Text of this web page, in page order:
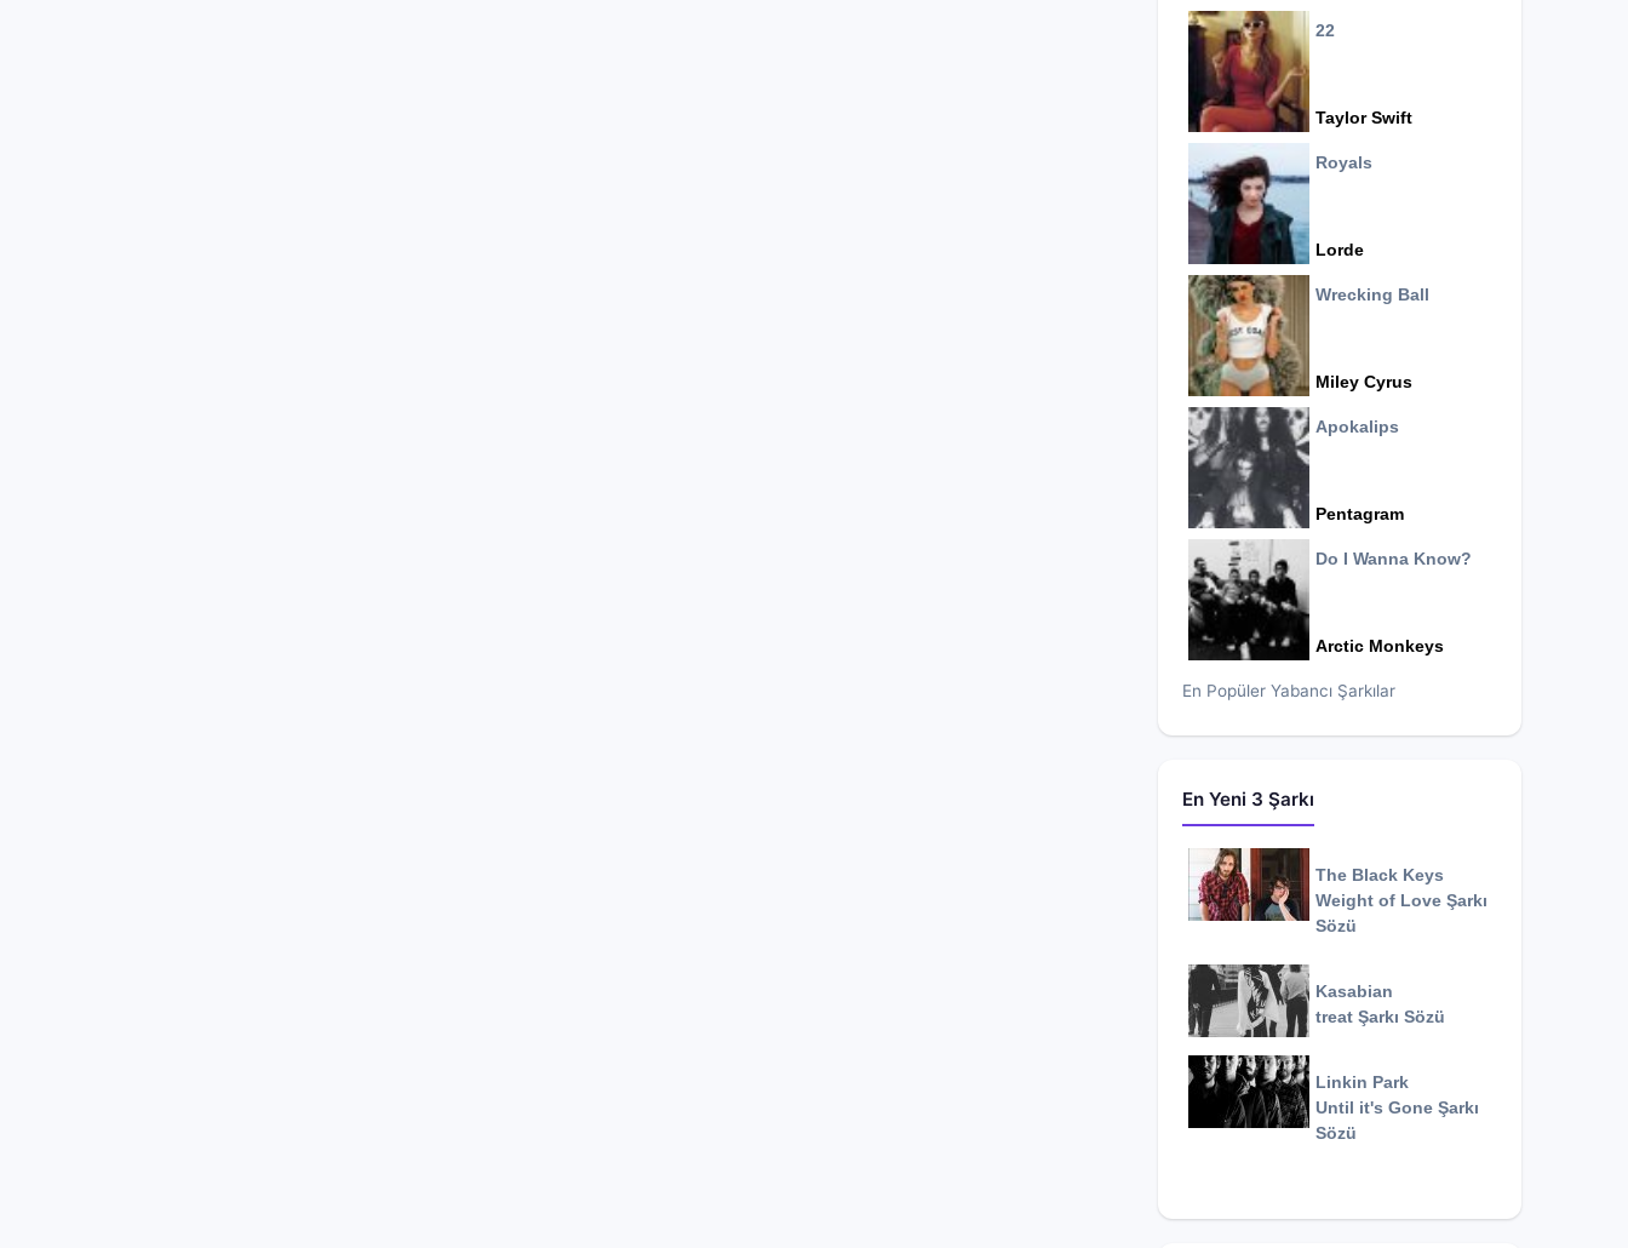
22
Taylor Swift
Royals
Lorde
Wrecking Ball
Miley Cyrus
Apokalips
Pentagram
Do I Wanna Know?
Arctic Monkeys
En Popüler Yabancı Şarkılar
En Yeni 3 Şarkı
The Black Keys
Weight of Love Şarkı
Sözü
Kasabian
treat Şarkı Sözü
Linkin Park
Until it's Gone Şarkı
Sözü